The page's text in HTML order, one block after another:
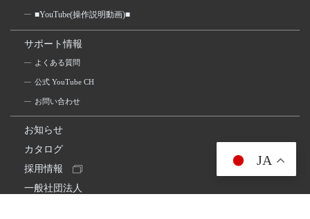
■YouTube(操作説明動画)■
サポート情報
よくある質問
公式 YouTube CH
お問い合わせ
お知らせ
カタログ
採用情報
一般社団法人
JA